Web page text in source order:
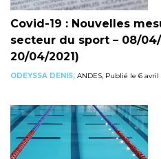
Covid-19 : Nouvelles
secteur du sport – 08/
20/04/2021)
ODEYSSA DENIS, ANDES, Publié le 6 avril